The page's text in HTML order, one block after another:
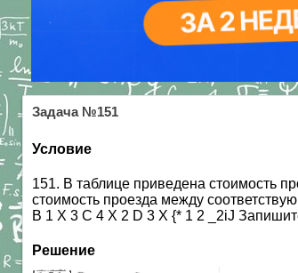
Задача №151
Условие
151. В таблице приведена стоимость
стоимость проезда между
В 1 X 3 С 4 X 2 D 3 X {* 1 2 _2iJ
Решение